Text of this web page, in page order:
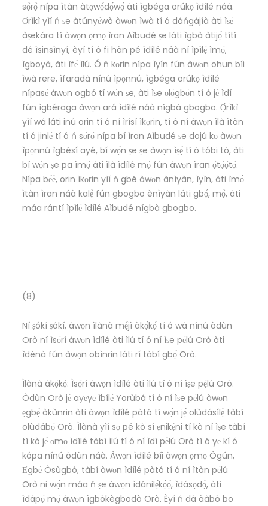
sọ̀rọ̀ nípa ìtàn àtọwọ́dọ́wọ́ àti ìgbéga orúkọ ìdílé náà.
Ọ̀rìkì yìí ń ṣe àtúnyẹ̀wò àwọn ìwà tí ó dáńgájíà àti ìṣẹ́
àṣekára tí àwọn ọmọ ìran Aìbudé ṣe láti ìgbà àtijọ́ títí
dé ìsinsìnyí, èyí tí ó fi hàn pé ìdílé náà ní ìpìlẹ̀ ìmọ̀,
ìgboyà, àti ìfẹ́ ìlú. Ó ń kọrin nípa ìyín fún àwọn ohun bíi
ìwà rere, ìfaradà nínú ìpọnnú, ìgbéga orúkọ ìdílé
nípasẹ̀ àwọn ogbó tí wọ́n ṣe, àti ìṣe ọlọ́gbọ́n tí ó jẹ́ ìdí
fún ìgbéraga àwọn ará ìdílé náà nígbà gbogbo. Ọ̀rìkì
yìí wá láti inú orin tí ó ní ìrísí ìkọrin, tí ó ní àwọn ìlà ìtàn
tí ó jinlẹ̀ tí ó ń sọ̀rọ̀ nípa bí ìran Aìbudé ṣe dojú kọ àwọn
ìpọnnú ìgbésí ayé, bí wọ́n ṣe ṣe àwọn ìṣẹ́ tí ó tóbi tó, àti
bí wọ́n ṣe pa ìmọ̀ àti ìlà ìdílé mọ́ fún àwọn ìran ọ̀tọ̀ọ̀tọ̀.
Nípa bẹ́ẹ̀, orin ìkọrin yìí ń gbé àwọn ànìyàn, ìyìn, àti ìmọ̀
ìtàn ìran náà kalẹ̀ fún gbogbo ènìyàn láti gbọ́, mọ̀, àti
máa rántí ìpìlẹ̀ ìdílé Aìbudé nígbà gbogbo.
(8)
Ní ṣókí ṣókí, àwọn ìlànà mẹ́jì àkọ́kọ́ tí ó wà nínú òdùn
Orò ní ìsọ̀rí àwọn ìdílé àti ìlú tí ó ní ìṣe pẹ̀lú Orò àti
ìdènà fún àwọn obìnrin láti rí tàbí gbọ́ Orò.
Ìlànà àkọ́kọ́: Ìsọ̀rí àwọn ìdílé àti ìlú tí ó ní ìṣe pẹ̀lú Orò.
Òdùn Orò jẹ́ ayẹyẹ ìbílẹ̀ Yorùbá tí ó ní ìṣe pẹ̀lú àwọn
ẹgbẹ́ òkùnrin àti àwọn ìdílé pàtó tí wọ́n jẹ́ olùdásílẹ̀ tàbí
olùdábọ̀ Orò. Ìlànà yìí sọ pé kò sí ẹnikẹ́ni tí kò ní ìṣe tàbí
tí kò jẹ́ ọmọ ìdílé tàbí ìlú tí ó ní ìdí pẹ̀lú Orò tí ó yẹ kí ó
kópa nínú òdùn náà. Àwọn ìdílé bíi àwọn ọmọ Ògún,
Ẹ̀gbẹ́ Òsùgbó, tàbí àwọn ìdílé pàtó tí ó ní ìtàn pẹ̀lú
Orò ni wọ́n máa ń ṣe àwọn ìdánilẹ́kọ̀ọ́, ìdásọdọ̀, àti
ìdápọ̀ mọ́ àwọn ìgbòkègbodò Orò. Èyí ń dá ààbò bo